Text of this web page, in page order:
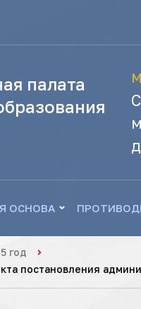
палата
ОСНОВА
год
постановления